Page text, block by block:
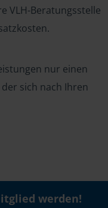
VLH-Beratungsstelle
nur einen
sich nach Ihren
werden!